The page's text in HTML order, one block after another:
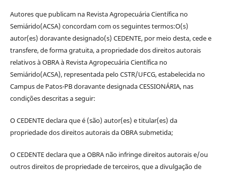
Autores que publicam na Revista Agropecuária Científica no
Semiárido(ACSA) concordam com os seguintes termos:O(s)
autor(es) doravante designado(s) CEDENTE, por meio desta, cede e
transfere, de forma gratuita, a propriedade dos direitos autorais
relativos à OBRA à Revista Agropecuária Científica no
Semiárido(ACSA), representada pelo CSTR/UFCG, estabelecida no
Campus de Patos-PB doravante designada CESSIONÁRIA, nas
condições descritas a seguir:
O CEDENTE declara que é (são) autor(es) e titular(es) da
propriedade dos direitos autorais da OBRA submetida;
O CEDENTE declara que a OBRA não infringe direitos autorais e/ou
outros direitos de propriedade de terceiros, que a divulgação de